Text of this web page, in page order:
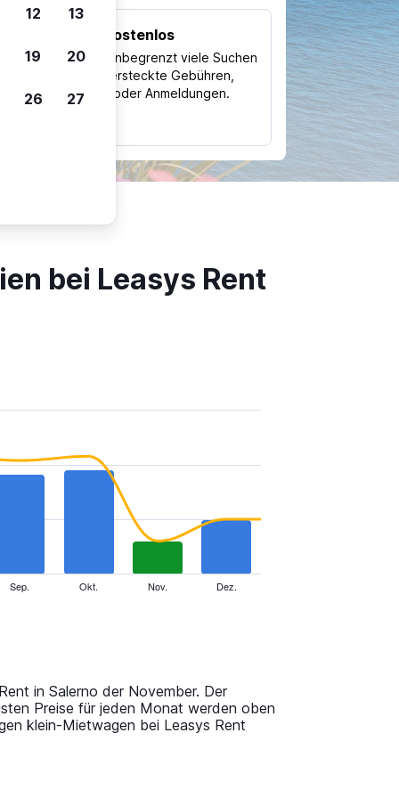
Kostenlos
Nutze unbegrenzt viele Suchen
ohne versteckte Gebühren,
Kosten oder Anmeldungen.
bei Leasys Rent
Sep. Okt. Nov. Dez.
in Salerno der November. Der
Preise für jeden Monat werden oben
klein-Mietwagen bei Leasys Rent
12 13
19 20
26 27